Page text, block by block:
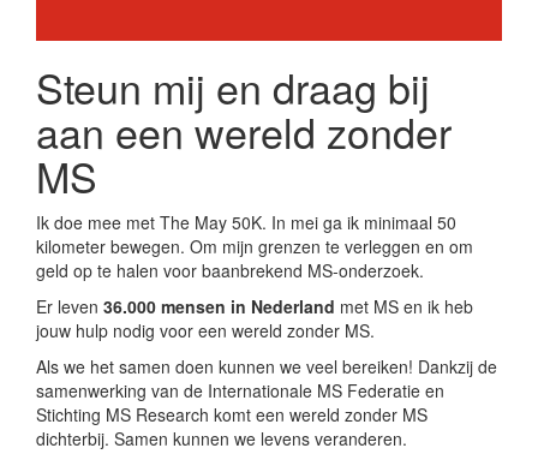
Steun mij en draag bij
aan een wereld zonder
MS
Ik doe mee met The May 50K. In mei ga ik minimaal 50
kilometer bewegen. Om mijn grenzen te verleggen en om
geld op te halen voor baanbrekend MS-onderzoek.
Er leven 36.000 mensen in Nederland met MS en ik heb
jouw hulp nodig voor een wereld zonder MS.
Als we het samen doen kunnen we veel bereiken! Dankzij de
samenwerking van de Internationale MS Federatie en
Stichting MS Research komt een wereld zonder MS
dichterbij. Samen kunnen we levens veranderen.